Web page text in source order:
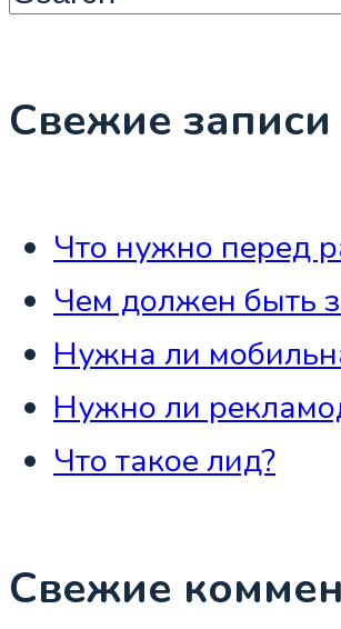
Свежие записи
Что нужно перед
Чем должен быть
Нужна ли
Нужно ли
Что такое лид?
Свежие